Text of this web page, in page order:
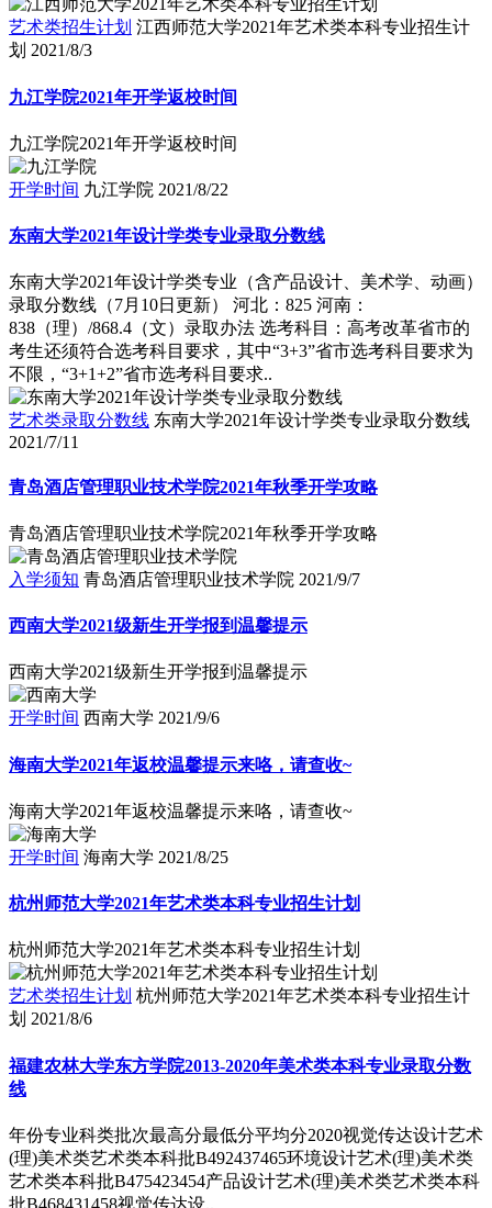
艺术类招生计划 江西师范大学2021年艺术类本科专业招生计
划 2021/8/3
九江学院2021年开学返校时间
九江学院2021年开学返校时间
开学时间 九江学院 2021/8/22
东南大学2021年设计学类专业录取分数线
东南大学2021年设计学类专业（含产品设计、美术学、动画）
录取分数线（7月10日更新） 河北：825 河南：
838（理）/868.4（文）录取办法 选考科目：高考改革省市的
考生还须符合选考科目要求，其中“3+3”省市选考科目要求为
不限，“3+1+2”省市选考科目要求..
艺术类录取分数线 东南大学2021年设计学类专业录取分数线
2021/7/11
青岛酒店管理职业技术学院2021年秋季开学攻略
青岛酒店管理职业技术学院2021年秋季开学攻略
入学须知 青岛酒店管理职业技术学院 2021/9/7
西南大学2021级新生开学报到温馨提示
西南大学2021级新生开学报到温馨提示
开学时间 西南大学 2021/9/6
海南大学2021年返校温馨提示来咯，请查收~
海南大学2021年返校温馨提示来咯，请查收~
开学时间 海南大学 2021/8/25
杭州师范大学2021年艺术类本科专业招生计划
杭州师范大学2021年艺术类本科专业招生计划
艺术类招生计划 杭州师范大学2021年艺术类本科专业招生计
划 2021/8/6
福建农林大学东方学院2013-2020年美术类本科专业录取分数
线
年份专业科类批次最高分最低分平均分2020视觉传达设计艺术
(理)美术类艺术类本科批B492437465环境设计艺术(理)美术类
艺术类本科批B475423454产品设计艺术(理)美术类艺术类本科
批B468431458视觉传达设..